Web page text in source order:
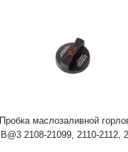
Пробка маслозаливной
B@3 2108-21099, 2110-2112,